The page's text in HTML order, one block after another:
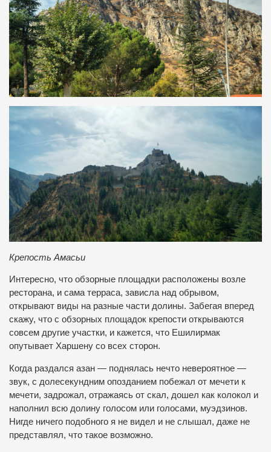
Крепость Амасьи
Интересно, что обзорные площадки расположены возле
ресторана, и сама терраса, зависла над обрывом,
открывают виды на разные части долины. Забегая вперед
скажу, что с обзорных площадок крепости открываются
совсем другие участки, и кажется, что Ешилирмак
опутывает Харшену со всех сторон.
Когда раздался азан — поднялась нечто невероятное —
звук, с долесекундним опозданием побежал от мечети к
мечети, задрожал, отражаясь от скал, дошел как колокол и
наполнил всю долину голосом или голосами, муэдзинов.
Нигде ничего подобного я не видел и не слышал, даже не
представлял, что такое возможно.